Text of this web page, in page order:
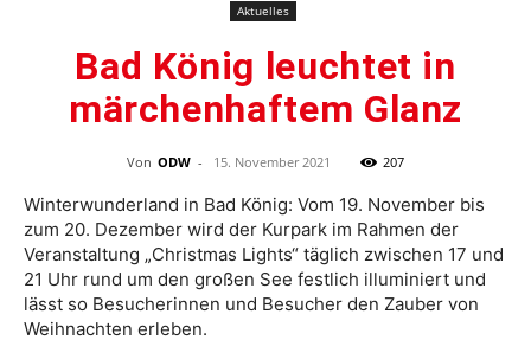
Aktuelles
Bad König leuchtet in
märchenhaftem Glanz
Von ODW - 15. November 2021 207
Winterwunderland in Bad König: Vom 19. November bis
zum 20. Dezember wird der Kurpark im Rahmen der
Veranstaltung „Christmas Lights“ täglich zwischen 17 und
21 Uhr rund um den großen See festlich illuminiert und
lässt so Besucherinnen und Besucher den Zauber von
Weihnachten erleben.